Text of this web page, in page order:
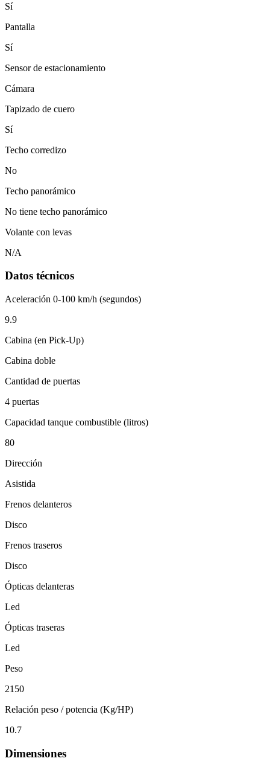
Sí
Pantalla
Sí
Sensor de estacionamiento
Cámara
Tapizado de cuero
Sí
Techo corredizo
No
Techo panorámico
No tiene techo panorámico
Volante con levas
N/A
Datos técnicos
Aceleración 0-100 km/h (segundos)
9.9
Cabina (en Pick-Up)
Cabina doble
Cantidad de puertas
4 puertas
Capacidad tanque combustible (litros)
80
Dirección
Asistida
Frenos delanteros
Disco
Frenos traseros
Disco
Ópticas delanteras
Led
Ópticas traseras
Led
Peso
2150
Relación peso / potencia (Kg/HP)
10.7
Dimensiones